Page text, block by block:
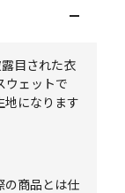
目された衣
ウェットで
地になります
の商品とは仕